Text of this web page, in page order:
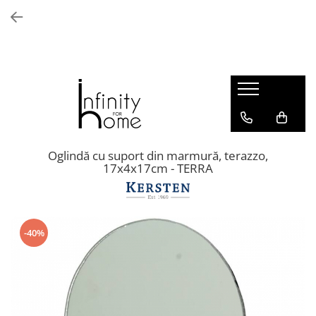
Biblioteci și rafturi
Masute auxiliare
Comode living
Masute de cafea
Canapele
Mobila dormitor
Comode dormitor
Covoare dormitor
Oglindă cu suport din marmură, terazzo,
17x4x17cm - TERRA
-40%